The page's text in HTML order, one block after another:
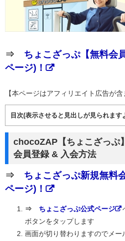
⇒ ちょこざっぷ【無料会
ページ)！
【本ページはアフィリエイト広告が含
目次(表示させると見出しが見られます
chocoZAP【ちょこざっぷ
会員登録 & 入会方法
⇒ ちょこざっぷ新規無料
ページ)！
⇒ ちょこざっぷ公式ページ
ボタンをタップします
画面が切り替わりますのでメ